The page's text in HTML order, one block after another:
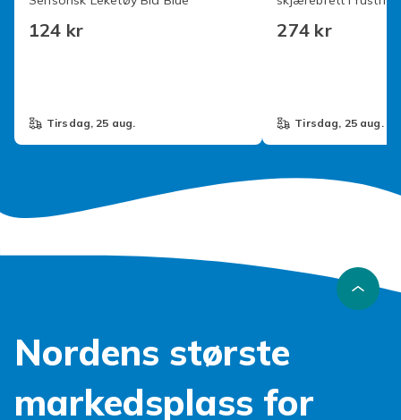
124 kr
tirsdag, 25 aug.
274 kr
tirsdag, 25 aug.
Nordens største
markedsplass for